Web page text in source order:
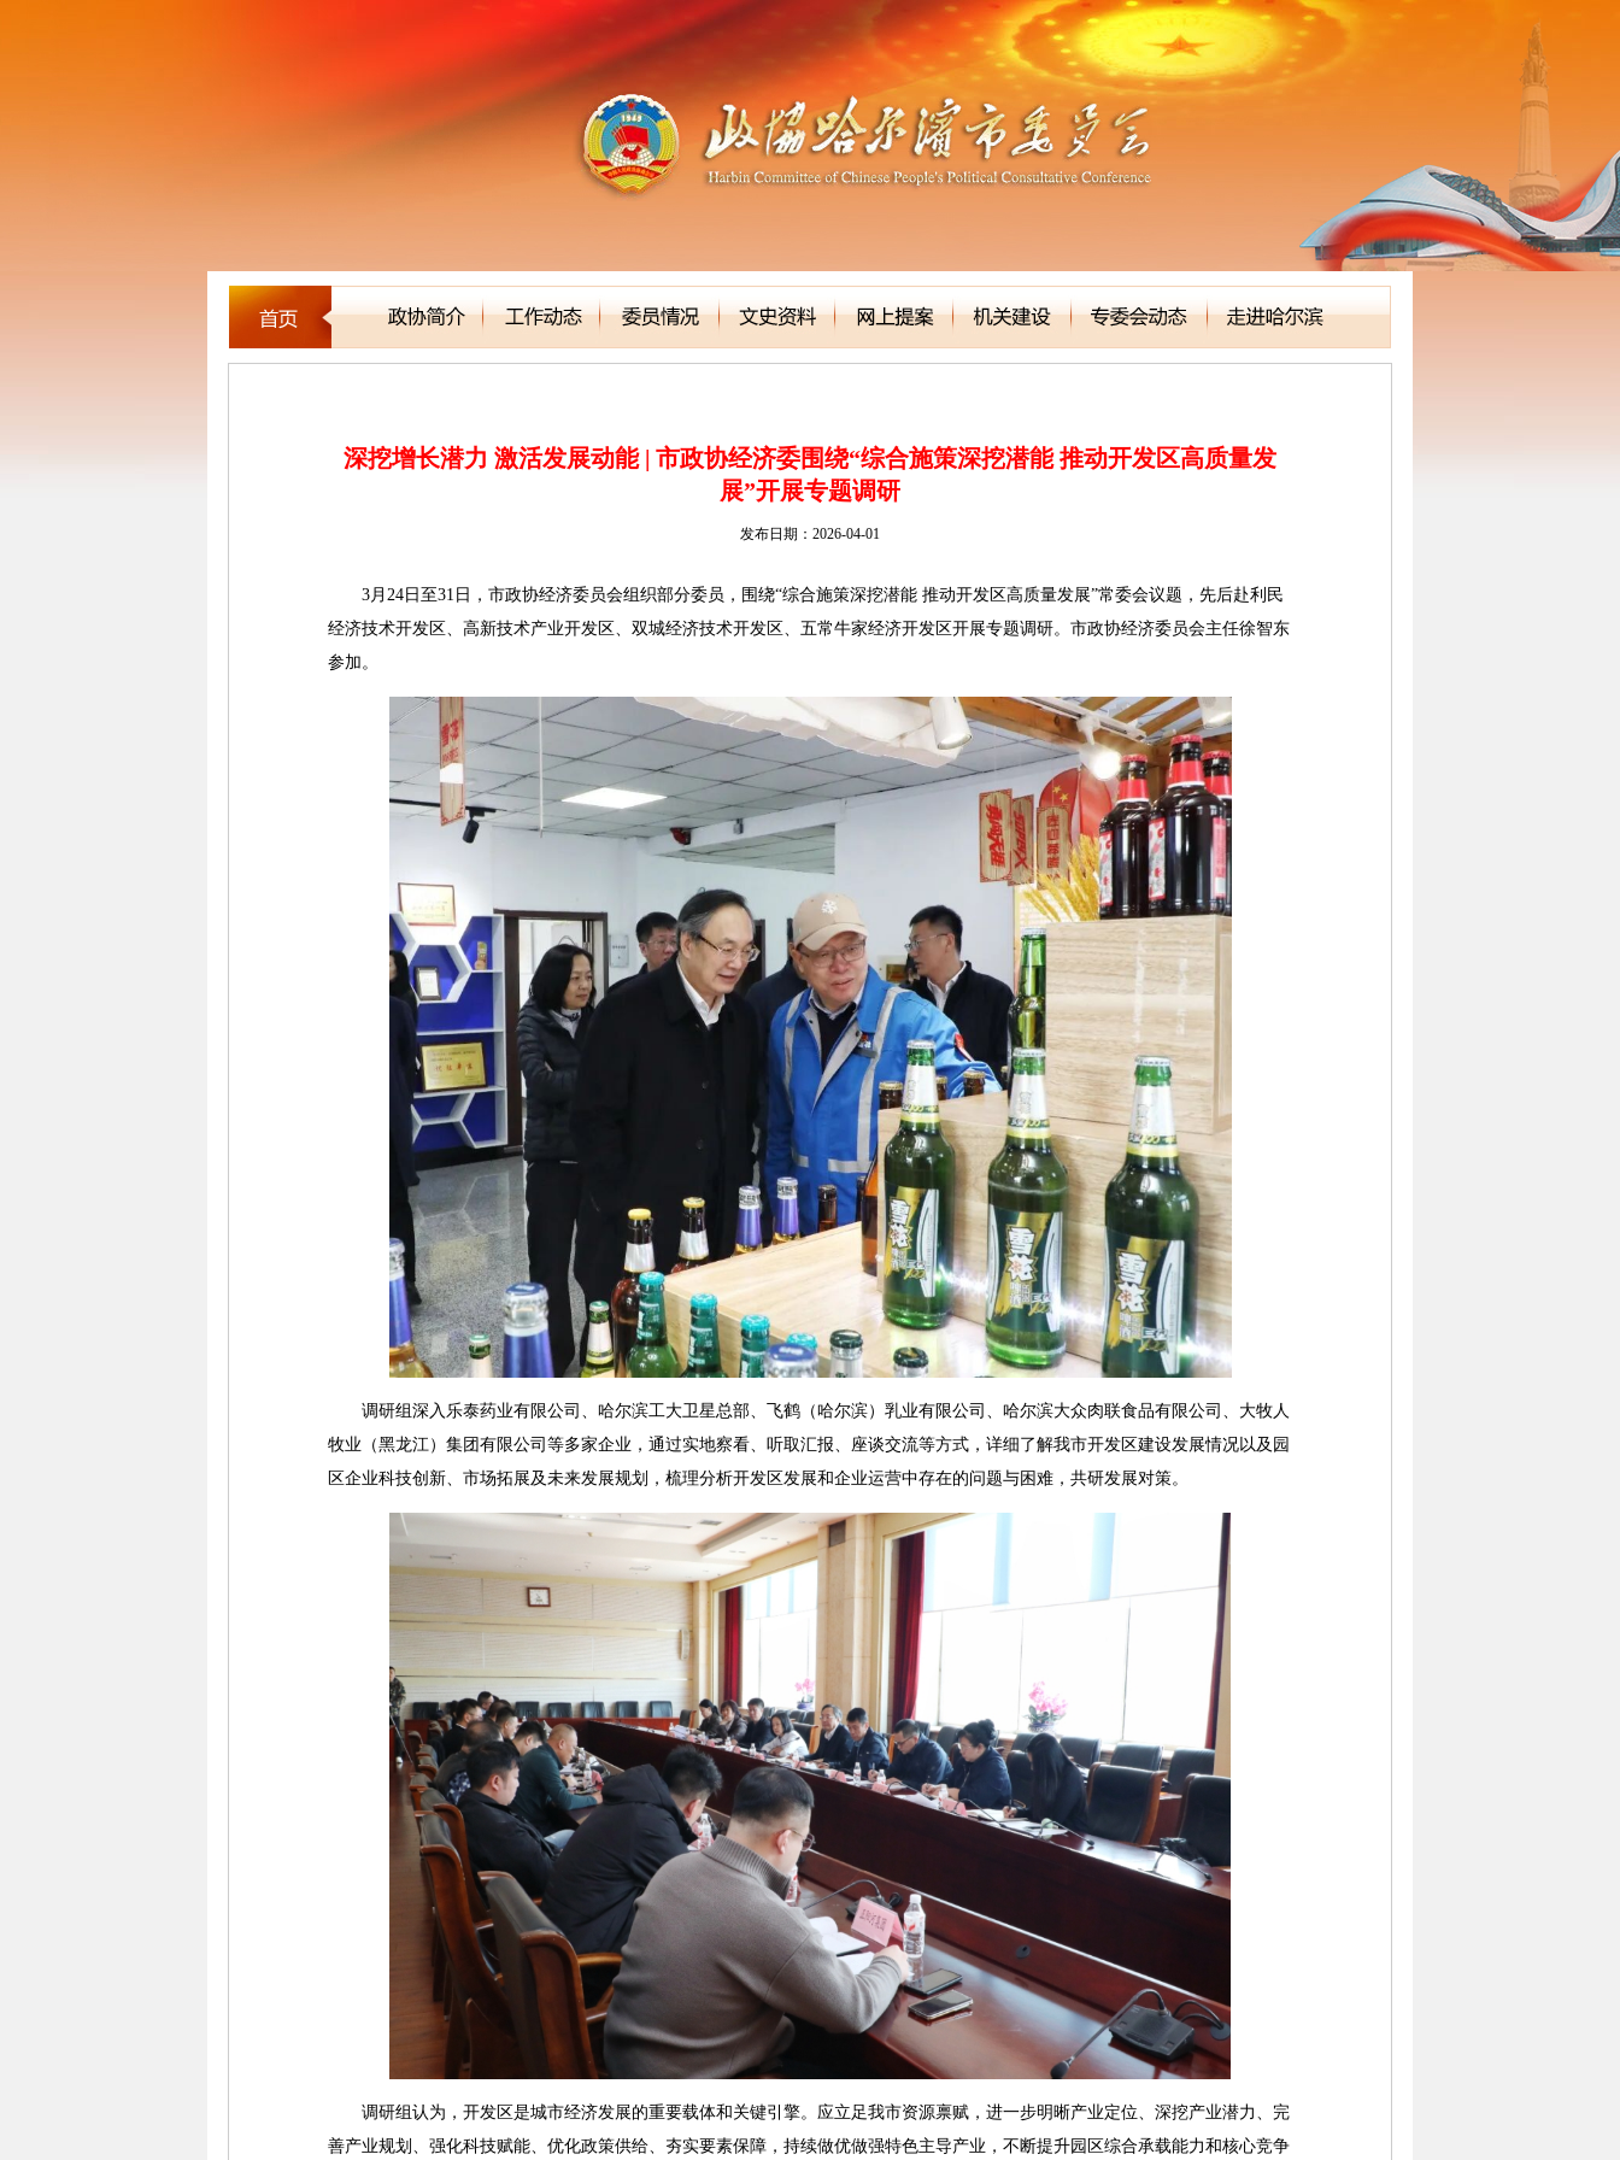
深挖增长潜力 激活发展动能 | 市政协经济委围绕“综合施策深挖潜能 推动开发区高质量发
展”开展专题调研
发布日期：2026-04-01
3月24日至31日，市政协经济委员会组织部分委员，围绕“综合施策深挖潜能 推动开发区高质量发展”常委会议题，先后赴利民
经济技术开发区、高新技术产业开发区、双城经济技术开发区、五常牛家经济开发区开展专题调研。市政协经济委员会主任徐智东
参加。
调研组深入乐泰药业有限公司、哈尔滨工大卫星总部、飞鹤（哈尔滨）乳业有限公司、哈尔滨大众肉联食品有限公司、大牧人
牧业（黑龙江）集团有限公司等多家企业，通过实地察看、听取汇报、座谈交流等方式，详细了解我市开发区建设发展情况以及园
区企业科技创新、市场拓展及未来发展规划，梳理分析开发区发展和企业运营中存在的问题与困难，共研发展对策。
调研组认为，开发区是城市经济发展的重要载体和关键引擎。应立足我市资源禀赋，进一步明晰产业定位、深挖产业潜力、完
善产业规划、强化科技赋能、优化政策供给、夯实要素保障，持续做优做强特色主导产业，不断提升园区综合承载能力和核心竞争